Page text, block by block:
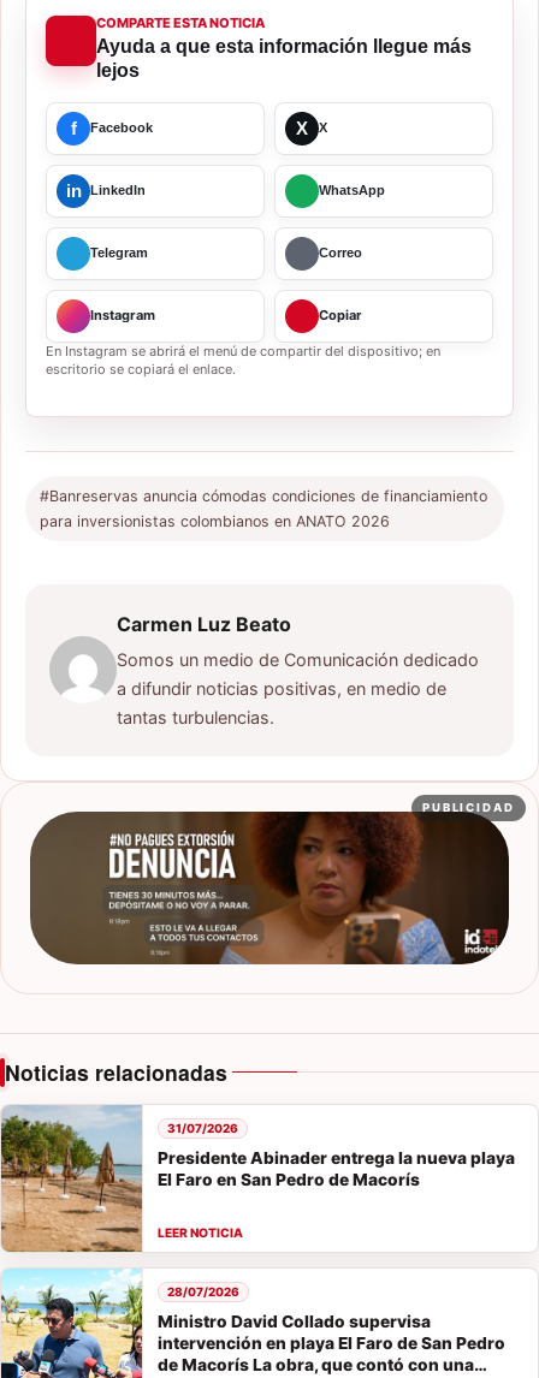
COMPARTE ESTA NOTICIA
Ayuda a que esta información llegue más
lejos
f Facebook X X
in LinkedIn WhatsApp
Telegram Correo
Instagram Copiar
En Instagram se abrirá el menú de compartir del dispositivo; en
escritorio se copiará el enlace.
#Banreservas anuncia cómodas condiciones de financiamiento
para inversionistas colombianos en ANATO 2026
Carmen Luz Beato
Somos un medio de Comunicación dedicado
a difundir noticias positivas, en medio de
tantas turbulencias.
PUBLICIDAD
Noticias relacionadas
Presidente Abinader entrega la nueva playa
El Faro en San Pedro de Macorís
31/07/2026
Ministro David Collado supervisa
intervención en playa El Faro de San Pedro
de Macorís La obra, que contó con una
28/07/2026